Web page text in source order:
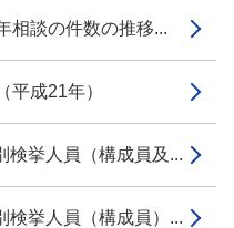
相談の件数の推移...
成21年）
挙人員（構成員及...
挙人員（構成員）...